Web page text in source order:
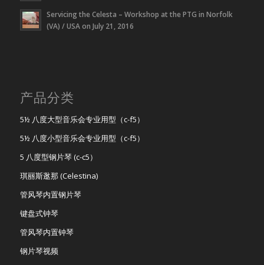
Servicing the Celesta – Workshop at the PTG in Norfolk
(VA) / USA on July 21, 2016
产品分类
5½ 八度大型音乐会专业用型（c-f5）
5½ 八度小型音乐会专业用型（c-f5）
5 八度型钢片琴 (c-c5）
琪丽斯逖那 (Celestina)
管风琴内置钢片琴
键盘式钟琴
管风琴内置钟琴
钢片琴视频